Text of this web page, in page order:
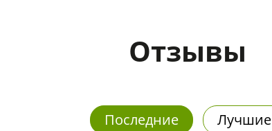
Отзывы
Последние Лучшие